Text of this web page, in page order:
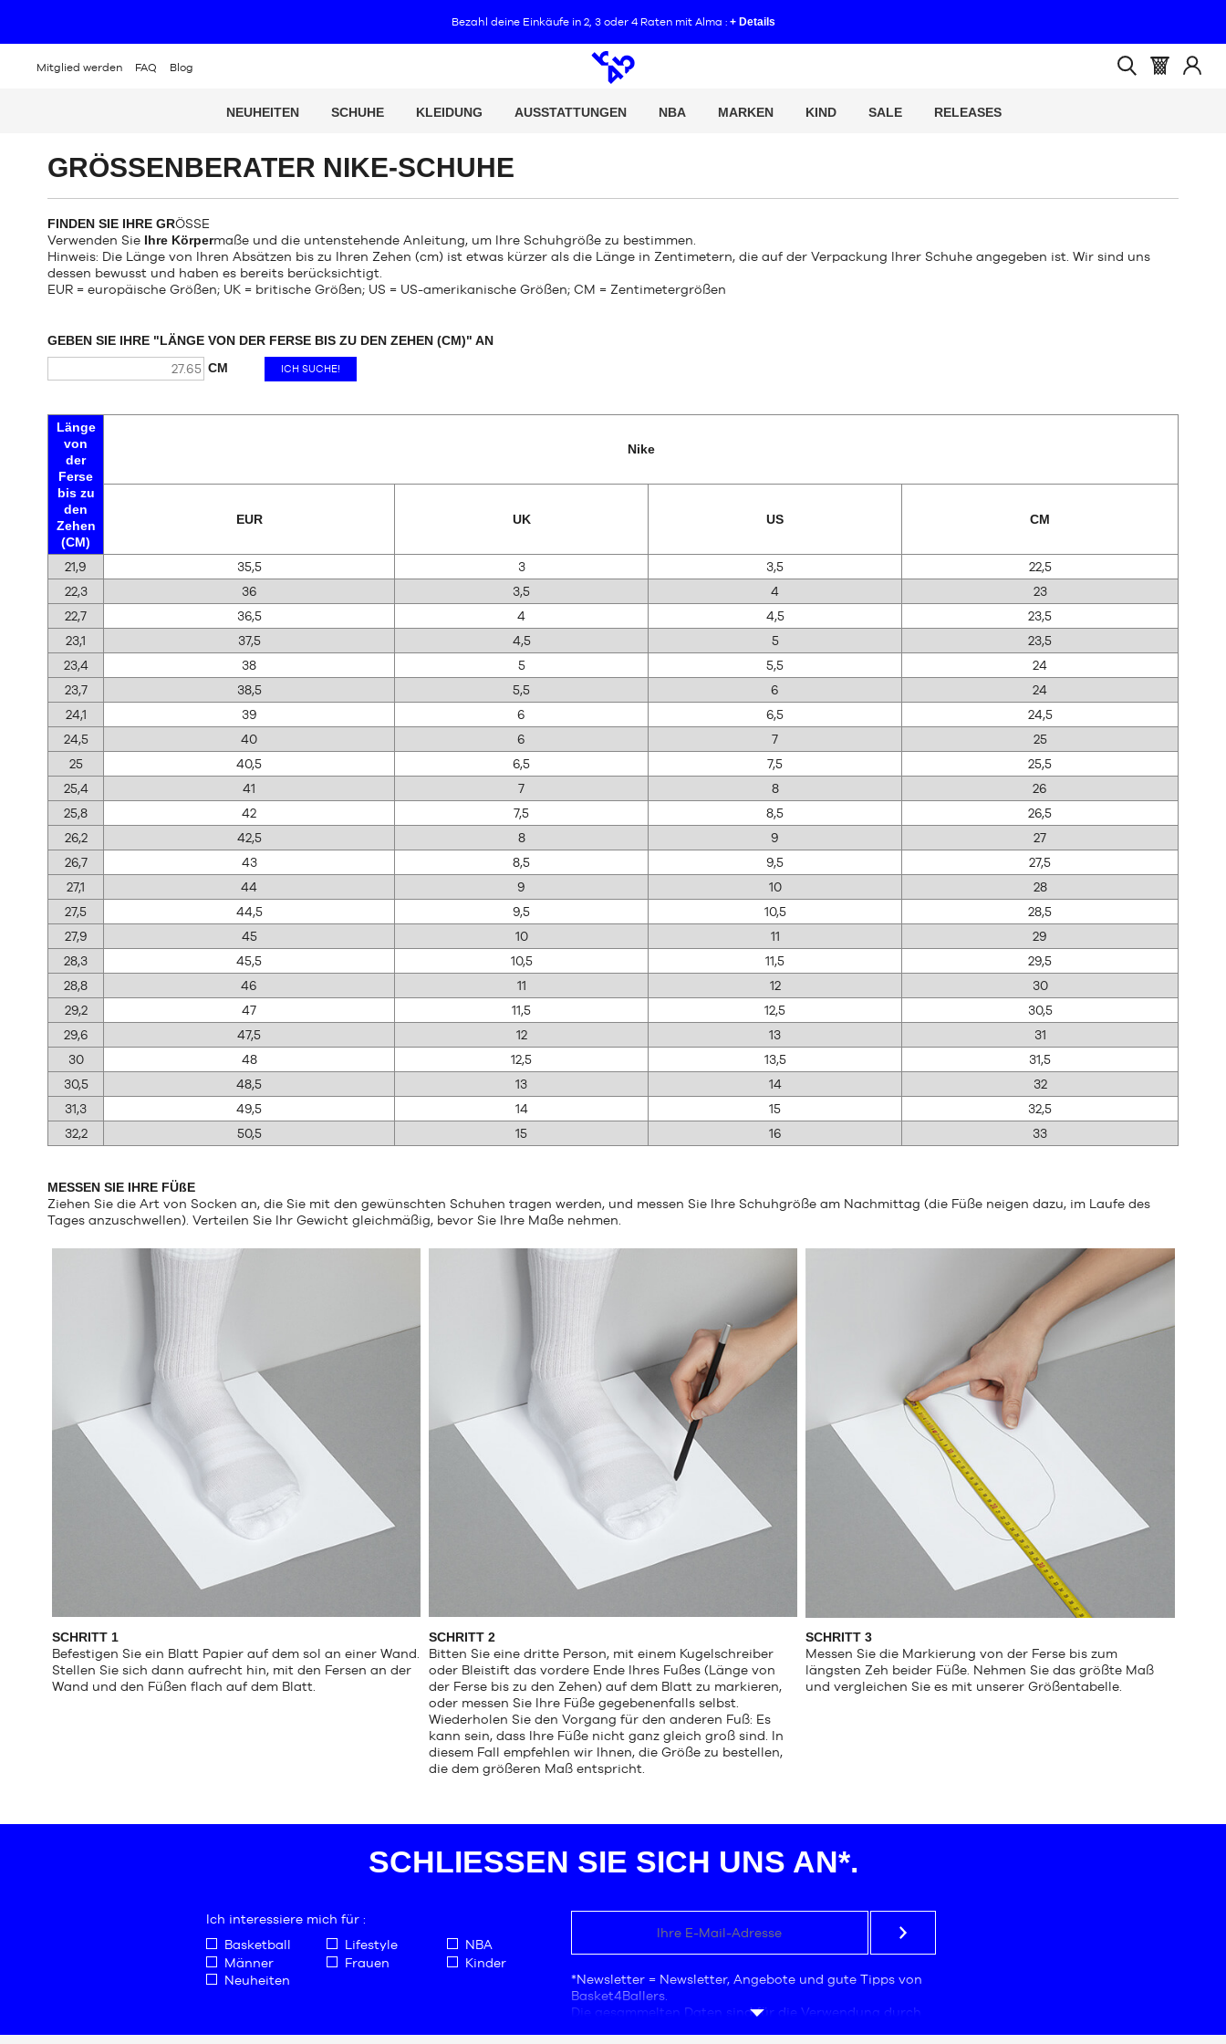
Bezahl deine Einkäufe in 2, 3 oder 4 Raten mit Alma : + Details
Mitglied werden FAQ Blog
NEUHEITEN SCHUHE KLEIDUNG AUSSTATTUNGEN NBA MARKEN KIND SALE RELEASES
GRÖSSENBERATER NIKE-SCHUHE
FINDEN SIE IHRE GRÖSSE
Verwenden Sie Ihre Körpermaße und die untenstehende Anleitung, um Ihre Schuhgröße zu bestimmen.
Hinweis: Die Länge von Ihren Absätzen bis zu Ihren Zehen (cm) ist etwas kürzer als die Länge in Zentimetern, die auf der Verpackung Ihrer Schuhe angegeben ist. Wir sind uns
dessen bewusst und haben es bereits berücksichtigt.
EUR = europäische Größen; UK = britische Größen; US = US-amerikanische Größen; CM = Zentimetergrößen
GEBEN SIE IHRE "LÄNGE VON DER FERSE BIS ZU DEN ZEHEN (CM)" AN
CM
ICH SUCHE!
Länge
von
der
Ferse
bis zu
den
Zehen
(CM)
Nike
EUR UK US CM
21,9 35,5 3 3,5
22,5
22,3
36 3,5 4
23
22,7
36,5 4 4,5
23,5
23,1
37,5 4,5 5
23,5
23,4
38 5 5,5
24
23,7
38,5 5,5 6
24
24,1
39 6 6,5
24,5
24,5
40 6 7
25
25
40,5 6,5 7,5
25,5
25,4
41 7 8
26
25,8
42 7,5 8,5
26,5
26,2
42,5 8 9
27
26,7
43 8,5 9,5
27,5
27,1
44 9 10
28
27,5
44,5 9,5 10,5
28,5
27,9
45 10 11
29
28,3
45,5 10,5 11,5
29,5
28,8
46 11 12
30
29,2
47 11,5 12,5
30,5
29,6
47,5 12 13
31
30
48 12,5 13,5
31,5
30,5
48,5 13 14
32
31,3
49,5 14 15
32,5
32,2
50,5 15 16 33
MESSEN SIE IHRE FÜßE
Ziehen Sie die Art von Socken an, die Sie mit den gewünschten Schuhen tragen werden, und messen Sie Ihre Schuhgröße am Nachmittag (die Füße neigen dazu, im Laufe des
Tages anzuschwellen). Verteilen Sie Ihr Gewicht gleichmäßig, bevor Sie Ihre Maße nehmen.
SCHRITT 1
Befestigen Sie ein Blatt Papier auf dem sol an einer Wand.
Stellen Sie sich dann aufrecht hin, mit den Fersen an der
Wand und den Füßen flach auf dem Blatt.
SCHRITT 2
Bitten Sie eine dritte Person, mit einem Kugelschreiber
oder Bleistift das vordere Ende Ihres Fußes (Länge von
der Ferse bis zu den Zehen) auf dem Blatt zu markieren,
oder messen Sie Ihre Füße gegebenenfalls selbst.
Wiederholen Sie den Vorgang für den anderen Fuß: Es
kann sein, dass Ihre Füße nicht ganz gleich groß sind. In
diesem Fall empfehlen wir Ihnen, die Größe zu bestellen,
die dem größeren Maß entspricht.
SCHRITT 3
Messen Sie die Markierung von der Ferse bis zum
längsten Zeh beider Füße. Nehmen Sie das größte Maß
und vergleichen Sie es mit unserer Größentabelle.
SCHLIESSEN SIE SICH UNS AN*.
Ich interessiere mich für :
Basketball
Lifestyle
NBA
Männer
Frauen
Kinder
Neuheiten
*Newsletter = Newsletter, Angebote und gute Tipps von
Basket4Ballers.
Die gesammelten Daten sind für die Verwendung durch